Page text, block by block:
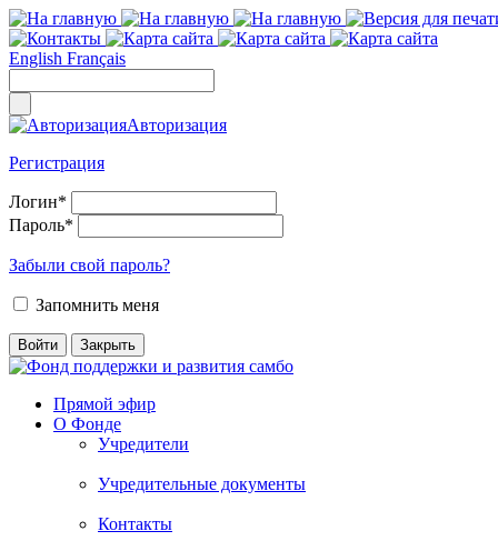
English Français
Авторизация
Регистрация
Логин*
Пароль*
Забыли свой пароль?
Запомнить меня
Прямой эфир
О Фонде
Учредители
Учредительные документы
Контакты